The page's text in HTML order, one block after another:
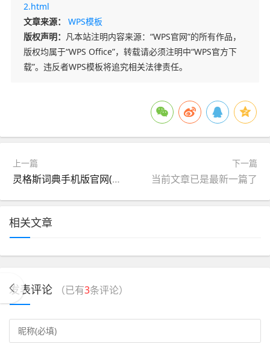
2.html
文章来源：
WPS模板
版权声明： 凡本站注明内容来源：“WPS官网”的所有作品，
版权均属于“WPS Office”，转载请必须注明中“WPS官方下
载”。违反者WPS模板将追究相关法律责任。
上一篇
灵格斯词典手机版官网(灵格斯词典手机版官网下载)
下一篇
当前文章已是最新一篇了
相关文章
发表评论 （已有3条评论）